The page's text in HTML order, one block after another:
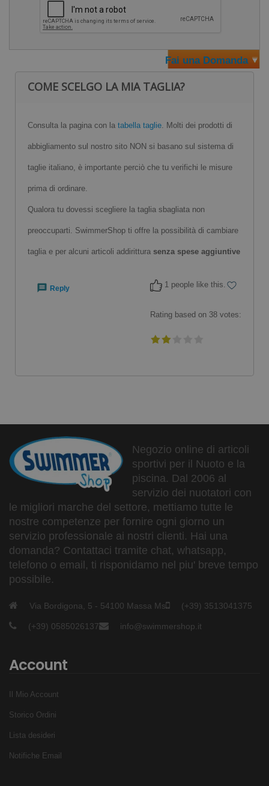
Fai una Domanda
COME SCELGO LA MIA TAGLIA?
Consulta la pagina con la tabella taglie. Molti dei prodotti di
abbigliamento sul nostro sito NON si basano sul sistema di
taglie italiano, è importante perciò che tu verifichi le misure
prima di ordinare.
Qualora tu dovessi scegliere la taglia sbagliata non
preoccuparti. SwimmerShop ti offre la possibilità di cambiare
taglia e per alcuni articoli addirittura senza spese aggiuntive
1 people like this.
Rating based on 38 votes:
Reply
Negozio online di articoli
sportivi per il Nuoto e la
piscina. Dal 2006 al
servizio dei nuotatori con
le migliori marche del settore, mettiamo tutte le
nostre competenze per fornire ogni giorno un
servizio professionale ai nostri clienti. Hai una
domanda? Contattaci tramite chat, whatsapp,
telefono o email, ti risponidamo nel piu' breve tempo
possibile.
Via Bordigona, 5 - 54100 Massa Ms (+39) 3513041375
(+39) 0585026137 info@swimmershop.it
Account
Il Mio Account
Storico Ordini
Lista desideri
Notifiche Email